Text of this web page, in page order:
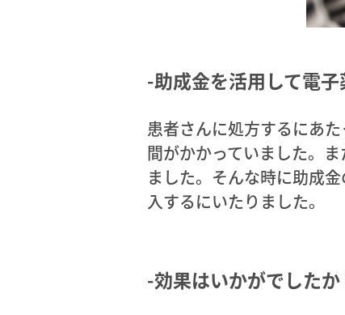
-助成金を活用して電
患者さんに処方するにあ
間がかかっていました。
ました。そんな時に助成
入するにいたりました。
-効果はいかがでしたか